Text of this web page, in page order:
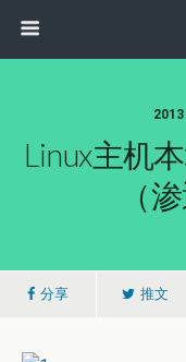
2013
Linux主机
（
分享 推文